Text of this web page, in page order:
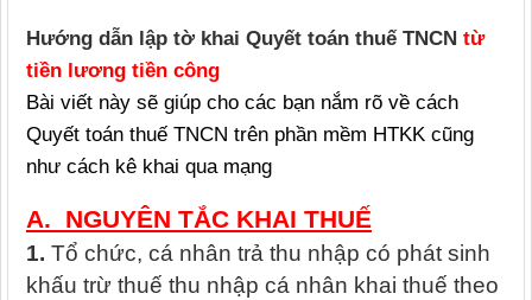
Hướng dẫn lập tờ khai Quyết toán thuế TNCN từ
tiền lương tiền công
Bài viết này sẽ giúp cho các bạn nắm rõ về cách
Quyết toán thuế TNCN trên phần mềm HTKK cũng
như cách kê khai qua mạng
A. NGUYÊN TẮC KHAI THUẾ
1. Tổ chức, cá nhân trả thu nhập có phát sinh
khấu trừ thuế thu nhập cá nhân khai thuế theo